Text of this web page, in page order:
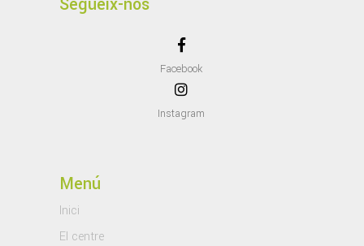
Facebook
Instagram
Menú
Inici
El centre